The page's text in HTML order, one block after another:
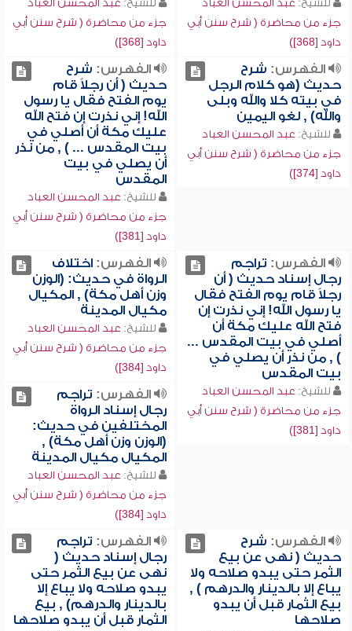
للشيخ: عبد المحسن العباد
جزء من محاضرة ( شرح سنن أبي
داود [368])
للشيخ: عبد المحسن العباد
جزء من محاضرة ( شرح سنن أبي
داود [368])
الفهرس: شرح
حديث (هو كلام الرجل
في بيته كلا والله وبلى
والله) , لغو اليمين
للشيخ: عبد المحسن العباد
جزء من محاضرة ( شرح سنن أبي
داود [374])
الفهرس: شرح
حديث ( أن رجلاً قام
يوم الفتح فقال يا رسول
الله! إني نذرت إن فتح الله
عليك مكة أن أصلي في
بيت المقدس ... ) , من نذر
أن يصلي في بيت
المقدس
للشيخ: عبد المحسن العباد
جزء من محاضرة ( شرح سنن أبي
داود [381])
الفهرس: تراجم
رجال إسناد حديث ( أن
رجلاً قام يوم الفتح فقال
يا رسول الله! إني نذرت إن
فتح الله عليك مكة أن
أصلي في بيت المقدس ...
) , من نذر أن يصلي في
بيت المقدس
للشيخ: عبد المحسن العباد
جزء من محاضرة ( شرح سنن أبي
داود [381])
الفهرس:اختلاف
الرواة في حديث: (الوزن
وزن أهل مكة) , المكيال
مكيال المدينة
للشيخ: عبد المحسن العباد
جزء من محاضرة ( شرح سنن أبي
داود [384])
الفهرس: تراجم
رجال إسناد الرواة
المختلفين في حديث:
(الوزن وزن أهل مكة) ,
المكيال مكيال المدينة
للشيخ: عبد المحسن العباد
جزء من محاضرة ( شرح سنن أبي
داود [384])
الفهرس: شرح
حديث ( نهى عن بيع
الثمر حتى يبدو صلاحه ولا
يباع إلا بالدينار والدرهم ) ,
بيع الثمار قبل أن يبدو
صلاحها
الفهرس: تراجم
رجال إسناد حديث (
نهى عن بيع الثمر حتى
يبدو صلاحه ولا يباع إلا
بالدينار والدرهم) , بيع
الثمار قبل أن يبدو صلاحها